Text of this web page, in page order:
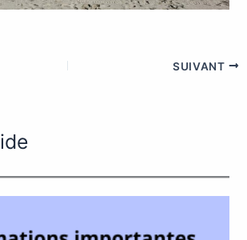
SUIVANT